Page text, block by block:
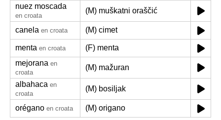
nuez moscada
en croata
(M) muškatni oraščić
canela en croata (M) cimet
menta en croata
(F) menta
mejorana en
croata
(M) mažuran
albahaca en
croata
(M) bosiljak
orégano en croata (M) origano